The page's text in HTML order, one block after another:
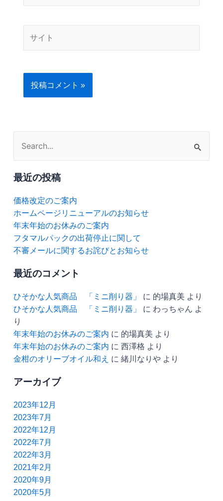
*
索
対
象:
最近の投稿
価格改定のご案内
ホームページリニューアルのお知らせ
年末年始のお休みのご案内
フタマルパックの出荷停止に関して
不審メールに関するお詫びとお知らせ
最近のコメント
ひそかな人気商品 「ミニ削り器」 に 的場真美 より
ひそかな人気商品 「ミニ削り器」
に わっちゃん よ
り
年末年始のお休みのご案内 に 的場真美 より
年末年始のお休みのご案内 に 西澤格 より
金柑のオリーブオイル和え に 緒川なりや より
アーカイブ
2023年12月
2023年7月
2022年12月
2022年7月
2022年3月
2021年2月
2020年9月
2020年5月